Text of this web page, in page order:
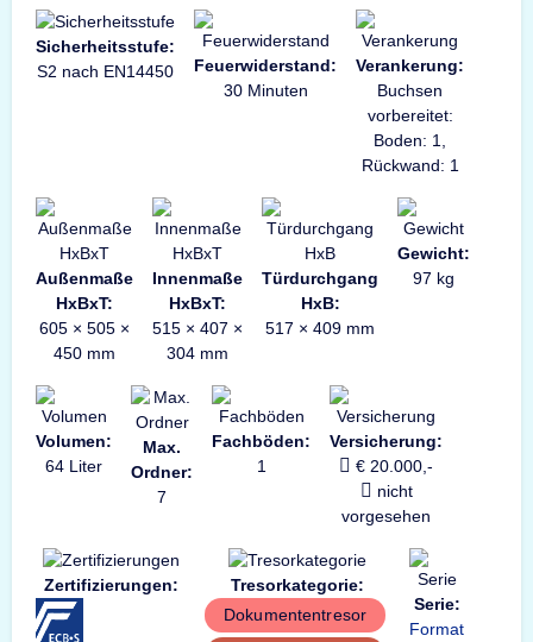
Sicherheitsstufe:
S2 nach EN14450
Feuerwiderstand:
30 Minuten
Verankerung:
Buchsen
vorbereitet:
Boden: 1,
Rückwand: 1
Außenmaße
HxBxT:
605 × 505 ×
450 mm
Innenmaße
HxBxT:
515 × 407 ×
304 mm
Türdurchgang
HxB:
517 × 409 mm
Gewicht:
97 kg
Volumen:
64 Liter
Max.
Ordner:
7
Fachböden:
1
Versicherung:
€ 20.000,-
nicht
vorgesehen
Zertifizierungen:
Tresorkategorie:
Dokumententresor
Serie:
Format